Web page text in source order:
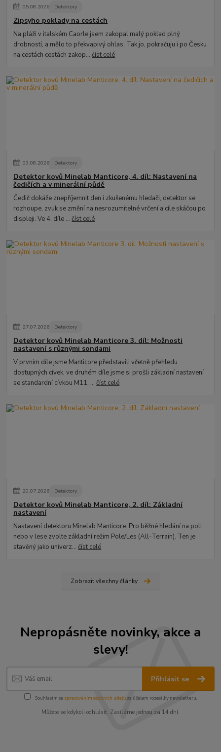
05.08.2026 Detektory
Zipsyho poklady na cestách
Na pláži v italském Caorle jsem zakopal malý poklad plný
drobností, a mělo to překvapivý ohlas. Tak jo, pokračuju i po Česku
na cestách cestách zakop...číst celé
03.08.2026 Detektory
Detektor kovů Minelab Manticore, 4. díl: Nastavení na
čedičích a v minerální půdě
Čedič dokáže znepříjemnit den i zkušenému hledači, detektor se
rozhoupe, zvuk se změní na nesrozumitelné vrčení a cíle skáčou po
displeji. Ve 4. díle ...číst celé
27.07.2026 Detektory
Detektor kovů Minelab Manticore 3. díl: Možnosti
nastavení s různými sondami
V prvním díle jsme Manticore představili včetně přehledu
dostupných cívek, ve druhém díle jsme si prošli základní nastavení
se standardní cívkou M11. ...číst celé
20.07.2026 Detektory
Detektor kovů Minelab Manticore, 2. díl: Základní
nastavení
Nastavení detektoru Minelab Manticore. Pro běžné hledání na poli
nebo v lese zvolte základní režim Pole/Les (All-Terrain). Ten je
stavěný jako univerz...číst celé
Zobrazit všechny články
Nepropásněte novinky, akce a
slevy!
Přihlásit se
Souhlasím se zpracováním osobních údajůza účelem rozesílky newsletteru.
Můžete se kdykoli odhlásit. Zasíláme jednou za 14 dní.